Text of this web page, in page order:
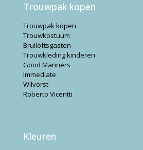
Trouwpak kopen
Trouwpak kopen
Trouwkostuum
Bruiloftsgasten
Trouwkleding kinderen
Good Manners
Immediate
Wilvorst
Roberto Vicentti
Kleuren